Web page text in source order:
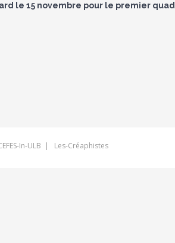
le 15 novembre pour le premier
In-ULB | Les-Créaphistes